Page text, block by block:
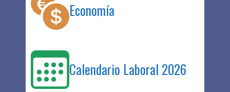
Economía
Calendario Laboral 2026